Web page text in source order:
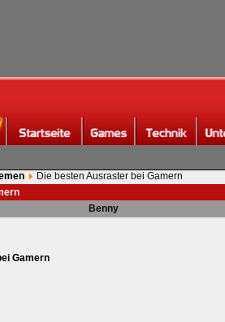
Die besten Ausraster bei Gamern
Benny
Gamern